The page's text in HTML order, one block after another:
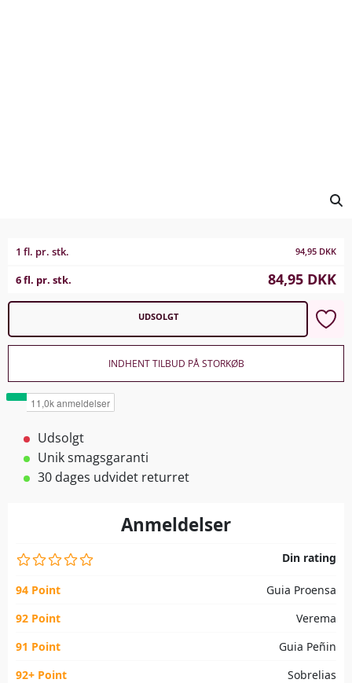
1 fl. pr. stk. 94,95 DKK
6 fl. pr. stk. 84,95 DKK
UDSOLGT
INDHENT TILBUD PÅ STORKØB
Udsolgt
Unik smagsgaranti
30 dages udvidet returret
Anmeldelser
Din rating
94 Point
Guia Proensa
92 Point
Verema
91 Point
Guia Peñin
92+ Point
Sobrelias